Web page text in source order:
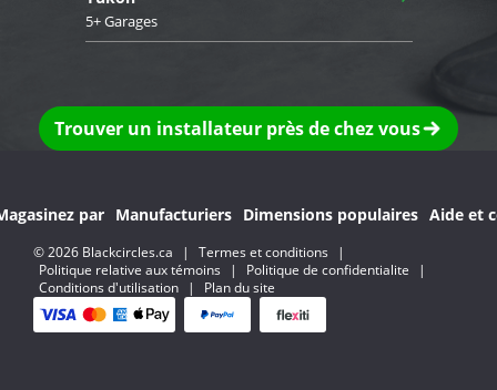
5+ Garages
Trouver un installateur près de chez vous
par Manufacturiers Dimensions populaires Aide et
© 2026 Blackcircles.ca | Termes et conditions
|
Politique relative aux témoins
| Politique de confidentialite
|
Conditions d'utilisation
| Plan du site